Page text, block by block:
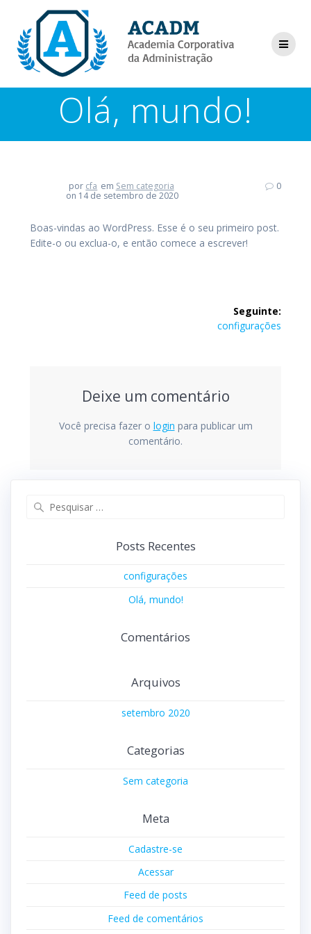
Olá, mundo!
por cfa em Sem categoria
on 14 de setembro de 2020
0
Boas-vindas ao WordPress. Esse é o seu primeiro post.
Edite-o ou exclua-o, e então comece a escrever!
Seguinte:
configurações
Deixe um comentário
Você precisa fazer o login para publicar um
comentário.
Posts Recentes
configurações
Olá, mundo!
Comentários
Arquivos
setembro 2020
Categorias
Sem categoria
Meta
Cadastre-se
Acessar
Feed de posts
Feed de comentários